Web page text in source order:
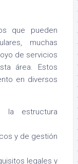
que pueden
muchas
de servicios
área. Estos
en diversos
la estructura
y de gestión
legales y